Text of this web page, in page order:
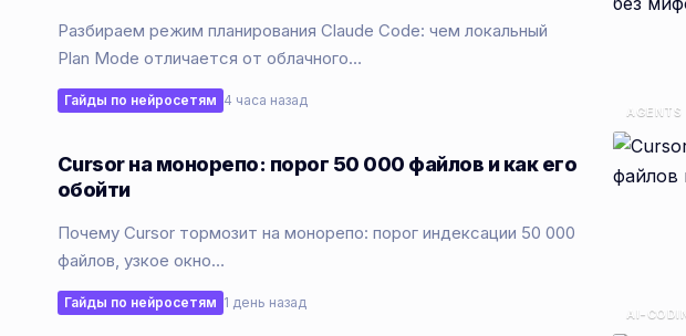
AGENTS
Разбираем режим планирования Claude Code: чем локальный
Plan Mode отличается от облачного…
Гайды по нейросетям 4 часа назад
AI-
Cursor на монорепо: порог 50 000 файлов и как его
обойти
Почему Cursor тормозит на монорепо: порог индексации 50 000
файлов, узкое окно…
Гайды по нейросетям 1 день назад